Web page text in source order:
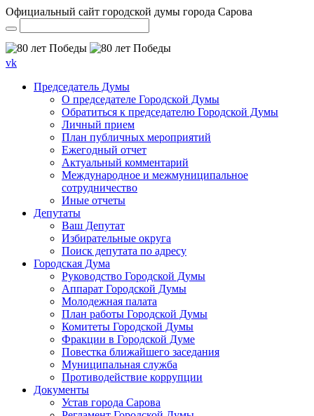
Официальный сайт городской думы города Сарова
vk
Председатель Думы
О председателе Городской Думы
Обратиться к председателю Городской Думы
Личный прием
План публичных мероприятий
Ежегодный отчет
Актуальный комментарий
Международное и межмуниципальное
сотрудничество
Иные отчеты
Депутаты
Ваш Депутат
Избирательные округа
Поиск депутата по адресу
Городская Дума
Руководство Городской Думы
Аппарат Городской Думы
Молодежная палата
План работы Городской Думы
Комитеты Городской Думы
Фракции в Городской Думе
Повестка ближайшего заседания
Муниципальная служба
Противодействие коррупции
Документы
Устав города Сарова